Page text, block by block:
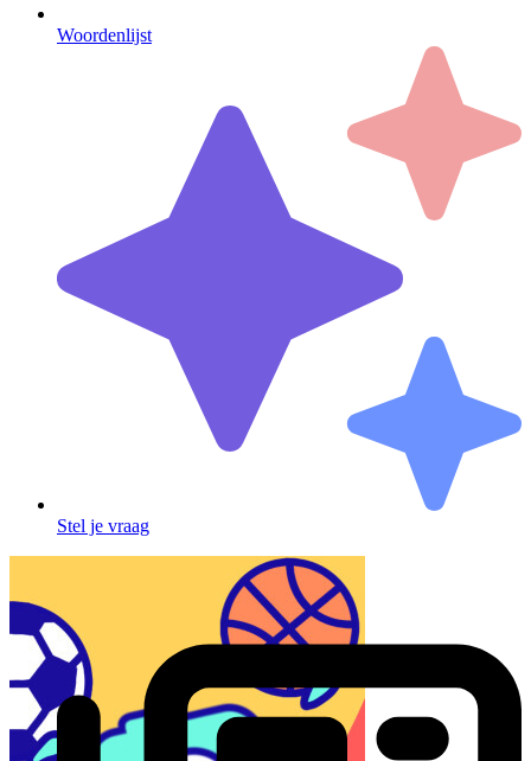
Woordenlijst
Stel je vraag